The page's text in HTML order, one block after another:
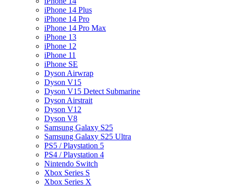
iPhone 14 Plus
iPhone 14 Pro
iPhone 14 Pro Max
iPhone 13
iPhone 12
iPhone 11
iPhone SE
Dyson Airwrap
Dyson V15
Dyson V15 Detect Submarine
Dyson Airstrait
Dyson V12
Dyson V8
Samsung Galaxy S25
Samsung Galaxy S25 Ultra
PS5 / Playstation 5
PS4 / Playstation 4
Nintendo Switch
Xbox Series S
Xbox Series X